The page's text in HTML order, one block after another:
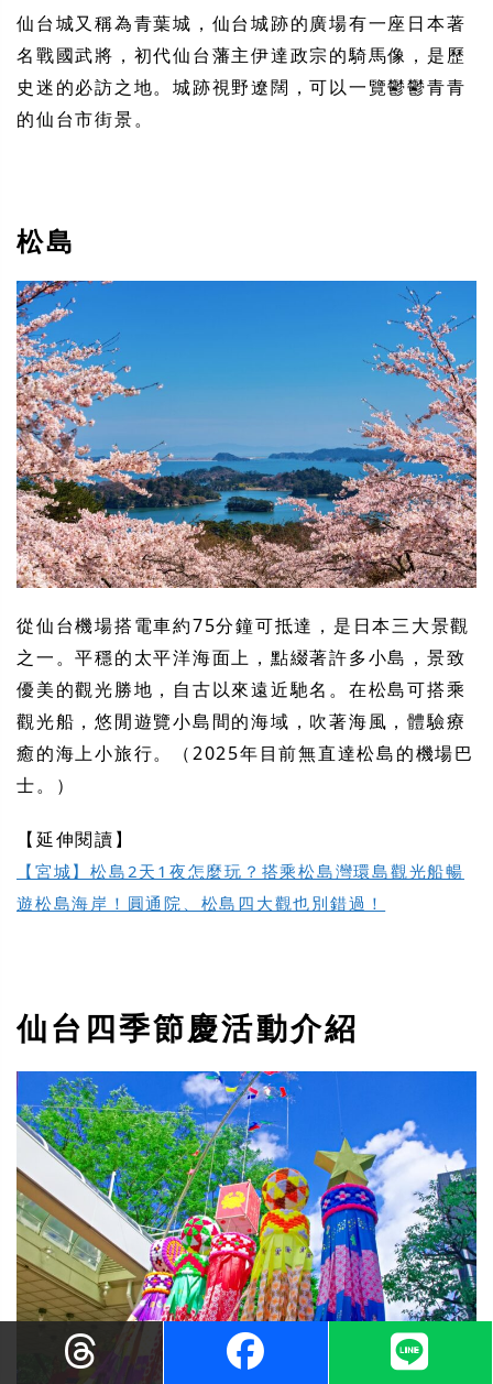
仙台城又稱為青葉城，仙台城跡的廣場有一座日本著
名戰國武將，初代仙台藩主伊達政宗的騎馬像，是歷
史迷的必訪之地。城跡視野遼闊，可以一覽鬱鬱青青
的仙台市街景。
松島
從仙台機場搭電車約75分鐘可抵達，是日本三大景觀
之一。平穩的太平洋海面上，點綴著許多小島，景致
優美的觀光勝地，自古以來遠近馳名。在松島可搭乘
觀光船，悠閒遊覽小島間的海域，吹著海風，體驗療
癒的海上小旅行。（2025年目前無直達松島的機場巴
士。）
【延伸閱讀】
【宮城】松島2天1夜怎麼玩？搭乘松島灣環島觀光船暢
遊松島海岸！圓通院、松島四大觀也別錯過！
仙台四季節慶活動介紹